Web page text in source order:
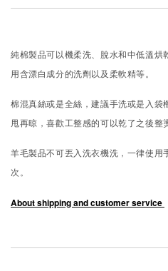
純棉製品可以機柔洗、脫水和中低溫烘
用含漂白成分的洗劑以及柔軟精等。
棉混真絲或是全絲，建議手洗或是入袋
甩再晾，喜歡工整感的可以乾了之後整
羊毛製品不可丟入洗衣機洗，一律使用
次。
About shipping and customer service